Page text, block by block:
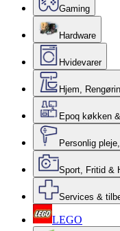
Gaming
Hardware
Hvidevarer
Hjem,
Epoq køkken
Personlig
Sport, Fritid &
Services &
LEGO